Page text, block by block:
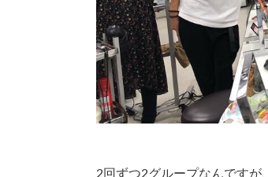
2回ずつ2グループなんですが、